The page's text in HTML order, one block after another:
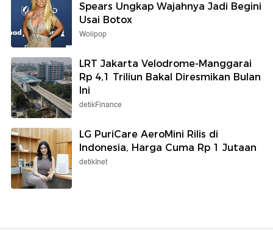
Spears Ungkap Wajahnya Jadi Begini
Usai Botox
Wolipop
LRT Jakarta Velodrome-Manggarai
Rp 4,1 Triliun Bakal Diresmikan Bulan
Ini
detikFinance
LG PuriCare AeroMini Rilis di
Indonesia, Harga Cuma Rp 1 Jutaan
detikInet